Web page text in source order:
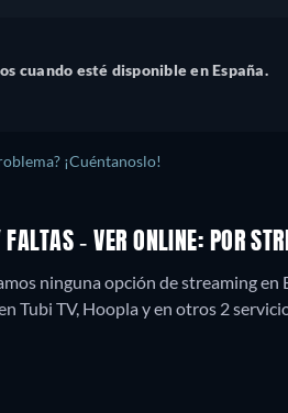
cuando esté disponible en España.
¡Cuéntanoslo!
FALTAS - VER ONLINE: POR
ninguna opción de streaming
Tubi TV, Hoopla y en otros 2